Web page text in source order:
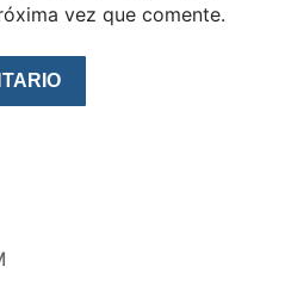
vez que comente.